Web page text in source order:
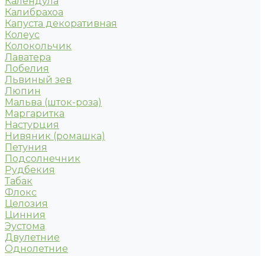
Калибрахоа
Капуста декоративная
Колеус
Колокольчик
Лаватера
Лобелия
Львиный зев
Люпин
Мальва (шток-роза)
Маргаритка
Настурция
Нивяник (ромашка)
Петуния
Подсолнечник
Рудбекия
Табак
Флокс
Целозия
Цинния
Эустома
Двулетние
Однолетние